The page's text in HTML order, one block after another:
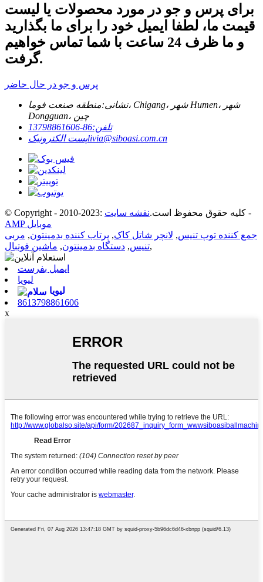
برای پرس و جو در مورد محصولات یا لیست
قیمت ما، لطفا ایمیل خود را برای ما بگذارید
و ما ظرف 24 ساعت با شما تماس خواهیم
گرفت.
پرس و جو در حال حاضر
نشانی:منطقه صنعت فوما، Chigang، شهر Humen، شهر
Dongguan، چین
تلفن:86-13798861606
پست الکترونیکlivia@siboasi.com.cn
© Copyright - 2010-2023: کلیه حقوق محفوظ است.نقشه سایت
-
AMP موبایل
جمع کننده توپ تنیس, لانچر شاتل کاک, پرتاب کننده بدمینتون, مربی
تنیس, دستگاه بدمینتون, ماشین فوتبال ,
ایمیل بفرست
لیویا
لیویا
8613798861606
x